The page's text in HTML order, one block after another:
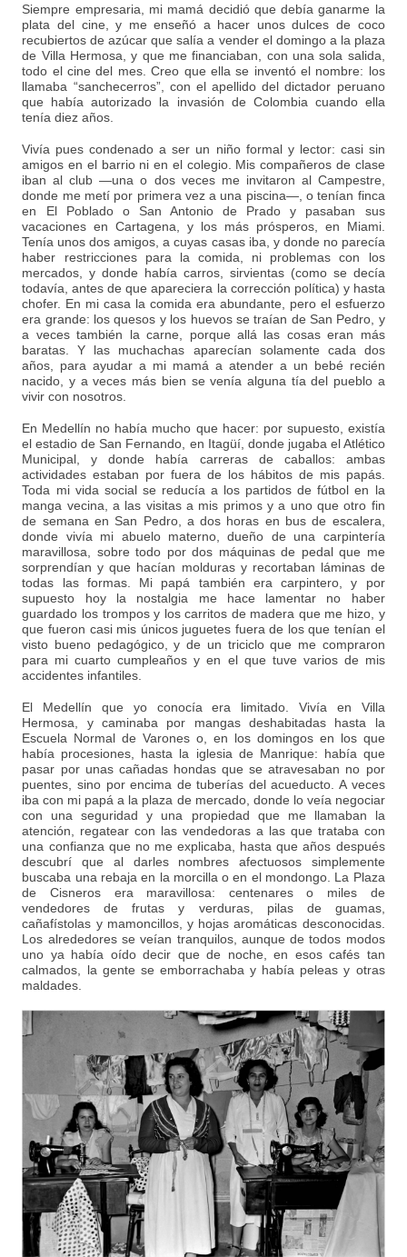
Siempre empresaria, mi mamá decidió que debía ganarme la
plata del cine, y me enseñó a hacer unos dulces de coco
recubiertos de azúcar que salía a vender el domingo a la plaza
de Villa Hermosa, y que me financiaban, con una sola salida,
todo el cine del mes. Creo que ella se inventó el nombre: los
llamaba “sanchecerros”, con el apellido del dictador peruano
que había autorizado la invasión de Colombia cuando ella
tenía diez años.
Vivía pues condenado a ser un niño formal y lector: casi sin
amigos en el barrio ni en el colegio. Mis compañeros de clase
iban al club —una o dos veces me invitaron al Campestre,
donde me metí por primera vez a una piscina—, o tenían finca
en El Poblado o San Antonio de Prado y pasaban sus
vacaciones en Cartagena, y los más prósperos, en Miami.
Tenía unos dos amigos, a cuyas casas iba, y donde no parecía
haber restricciones para la comida, ni problemas con los
mercados, y donde había carros, sirvientas (como se decía
todavía, antes de que apareciera la corrección política) y hasta
chofer. En mi casa la comida era abundante, pero el esfuerzo
era grande: los quesos y los huevos se traían de San Pedro, y
a veces también la carne, porque allá las cosas eran más
baratas. Y las muchachas aparecían solamente cada dos
años, para ayudar a mi mamá a atender a un bebé recién
nacido, y a veces más bien se venía alguna tía del pueblo a
vivir con nosotros.
En Medellín no había mucho que hacer: por supuesto, existía
el estadio de San Fernando, en Itagüí, donde jugaba el Atlético
Municipal, y donde había carreras de caballos: ambas
actividades estaban por fuera de los hábitos de mis papás.
Toda mi vida social se reducía a los partidos de fútbol en la
manga vecina, a las visitas a mis primos y a uno que otro fin
de semana en San Pedro, a dos horas en bus de escalera,
donde vivía mi abuelo materno, dueño de una carpintería
maravillosa, sobre todo por dos máquinas de pedal que me
sorprendían y que hacían molduras y recortaban láminas de
todas las formas. Mi papá también era carpintero, y por
supuesto hoy la nostalgia me hace lamentar no haber
guardado los trompos y los carritos de madera que me hizo, y
que fueron casi mis únicos juguetes fuera de los que tenían el
visto bueno pedagógico, y de un triciclo que me compraron
para mi cuarto cumpleaños y en el que tuve varios de mis
accidentes infantiles.
El Medellín que yo conocía era limitado. Vivía en Villa
Hermosa, y caminaba por mangas deshabitadas hasta la
Escuela Normal de Varones o, en los domingos en los que
había procesiones, hasta la iglesia de Manrique: había que
pasar por unas cañadas hondas que se atravesaban no por
puentes, sino por encima de tuberías del acueducto. A veces
iba con mi papá a la plaza de mercado, donde lo veía negociar
con una seguridad y una propiedad que me llamaban la
atención, regatear con las vendedoras a las que trataba con
una confianza que no me explicaba, hasta que años después
descubrí que al darles nombres afectuosos simplemente
buscaba una rebaja en la morcilla o en el mondongo. La Plaza
de Cisneros era maravillosa: centenares o miles de
vendedores de frutas y verduras, pilas de guamas,
cañafístolas y mamoncillos, y hojas aromáticas desconocidas.
Los alrededores se veían tranquilos, aunque de todos modos
uno ya había oído decir que de noche, en esos cafés tan
calmados, la gente se emborrachaba y había peleas y otras
maldades.